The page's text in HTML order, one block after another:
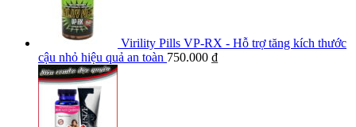
Virility Pills VP-RX - Hỗ trợ tăng kích thước
cậu nhỏ hiệu quả an toàn 750.000 ₫